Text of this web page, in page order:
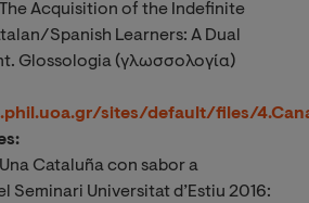
Acquisition of the Indefinite
Spanish Learners: A Dual
Glossologia (γλωσσολογία)
sites/default/files/
Cataluña con sabor a
Seminari Universitat d’Estiu 2016: